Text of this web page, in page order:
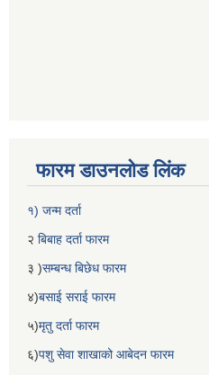
फारम डाउनलोड लिंक
१) जन्म दर्ता
२ बिबाह दर्ता फारम
३ )सम्बन्ध बिछेध फारम
४)बसाई सराई फारम
५)मृतु दर्ता फारम
६)पशु सेवा शाखाको आबेदन फारम